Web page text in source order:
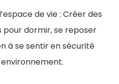
de vie : Créer des
dormir, se reposer
à se sentir en sécurité
environnement.